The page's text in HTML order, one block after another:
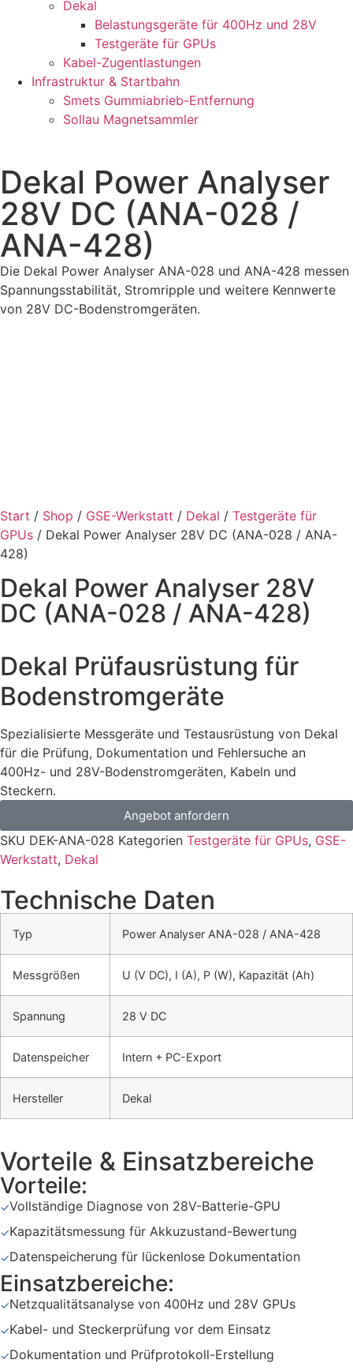
Dekal
Belastungsgeräte für 400Hz und 28V
Testgeräte für GPUs
Kabel-Zugentlastungen
Infrastruktur & Startbahn
Smets Gummiabrieb-Entfernung
Sollau Magnetsammler
Dekal Power Analyser
28V DC (ANA-028 /
ANA-428)
Die Dekal Power Analyser ANA-028 und ANA-428 messen
Spannungsstabilität, Stromripple und weitere Kennwerte
von 28V DC-Bodenstromgeräten.
Start / Shop / GSE-Werkstatt / Dekal / Testgeräte für
GPUs / Dekal Power Analyser 28V DC (ANA-028 / ANA-
428)
Dekal Power Analyser 28V
DC (ANA-028 / ANA-428)
Dekal Prüfausrüstung für
Bodenstromgeräte
Spezialisierte Messgeräte und Testausrüstung von Dekal
für die Prüfung, Dokumentation und Fehlersuche an
400Hz- und 28V-Bodenstromgeräten, Kabeln und
Steckern.
Angebot anfordern
SKU DEK-ANA-028 Kategorien Testgeräte für GPUs, GSE-
Werkstatt, Dekal
Technische Daten
Typ Power Analyser ANA-028 / ANA-428
Messgrößen U (V DC), I (A), P (W), Kapazität (Ah)
Spannung 28 V DC
Datenspeicher Intern + PC-Export
Hersteller Dekal
Vorteile & Einsatzbereiche
Vorteile:
✓Vollständige Diagnose von 28V-Batterie-GPU
✓Kapazitätsmessung für Akkuzustand-Bewertung
✓Datenspeicherung für lückenlose Dokumentation
Einsatzbereiche:
✓Netzqualitätsanalyse von 400Hz und 28V GPUs
✓Kabel- und Steckerprüfung vor dem Einsatz
✓Dokumentation und Prüfprotokoll-Erstellung